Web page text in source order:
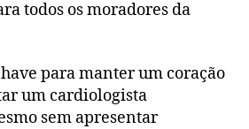
todos os moradores da
para manter um coração
um cardiologista
sem apresentar